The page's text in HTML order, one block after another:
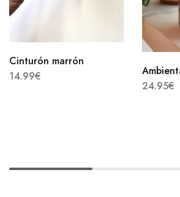
Cinturón marrón
14.99€
24.95€